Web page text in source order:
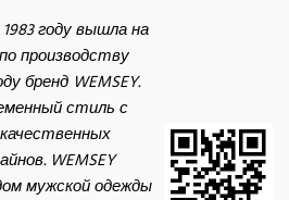
году вышла на
производству
бренд WEMSEY.
стиль с
WEMSEY
мужской одежды